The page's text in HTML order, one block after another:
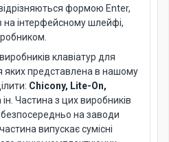
відрізняються формою Enter,
на інтерфейсному шлейфі,
клавіатур для
яких представлена в нашому
Chicony, Lite-On,
ін. Частина з цих виробників
на заводи
випускає сумісні